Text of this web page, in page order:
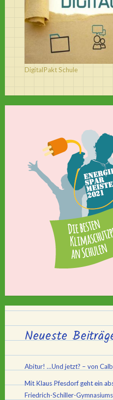
DigitalPakt Schule
Neueste
Abitur! …Und jetzt? – von
Mit Klaus Pfesdorf geht ein
Friedrich-Schiller-